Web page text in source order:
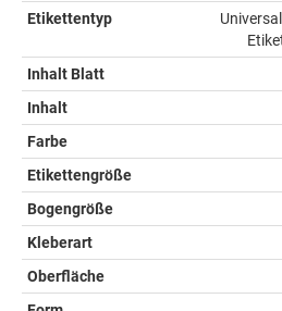
Etikettentyp
Inhalt Blatt
Inhalt
Farbe
Etikettengröße
Bogengröße
Kleberart
Oberfläche